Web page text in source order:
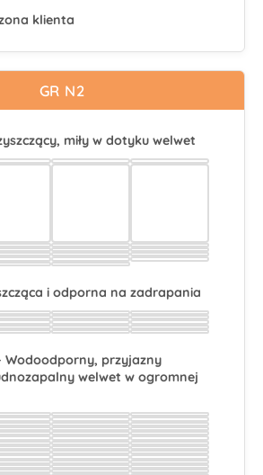
klienta
GR N2
miły w dotyku welwet
Wybierz Wybierz
Wybierz Wybierz
Wybierz Wybierz
Wybierz Wybierz
Wybierz
i odporna na zadrapania
Wybierz Wybierz
Wybierz Wybierz
Wybierz Wybierz
Wybierz Wybierz
- Wodoodporny, przyjazny
welwet w ogromnej
Wybierz Wybierz
Wybierz Wybierz
Wybierz Wybierz
Wybierz Wybierz
Wybierz Wybierz
Wybierz Wybierz
Wybierz Wybierz
Wybierz Wybierz
Wybierz Wybierz
Wybierz Wybierz
Wybierz Wybierz